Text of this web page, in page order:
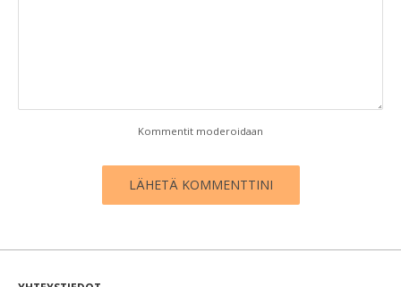
Kommentit moderoidaan
LÄHETÄ KOMMENTTINI